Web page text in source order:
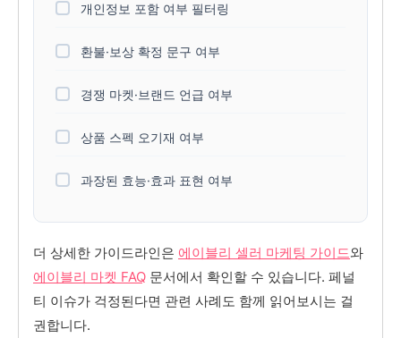
개인정보 포함 여부 필터링
환불·보상 확정 문구 여부
경쟁 마켓·브랜드 언급 여부
상품 스펙 오기재 여부
과장된 효능·효과 표현 여부
더 상세한 가이드라인은 에이블리 셀러 마케팅 가이드와
에이블리 마켓 FAQ 문서에서 확인할 수 있습니다. 페널
티 이슈가 걱정된다면 관련 사례도 함께 읽어보시는 걸
권합니다.